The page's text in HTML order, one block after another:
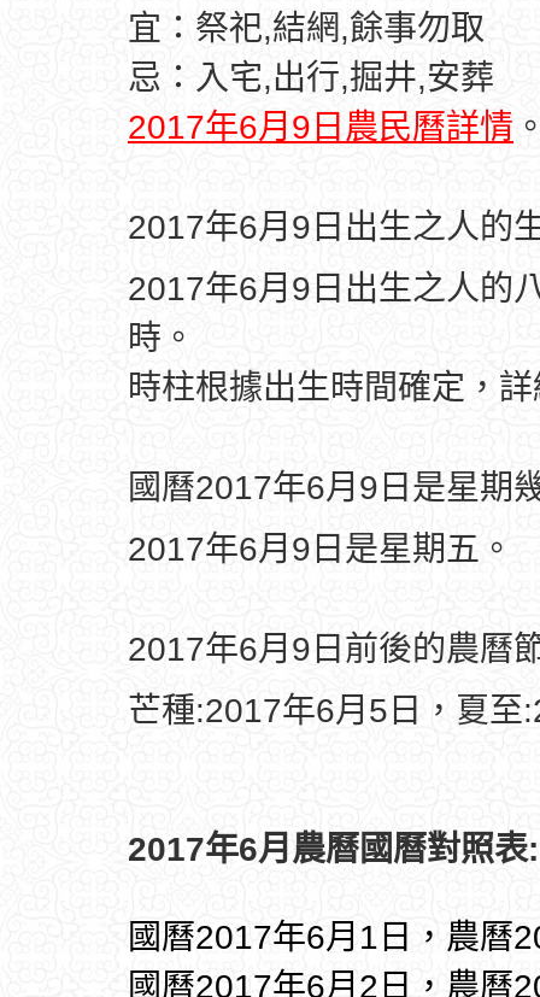
宜：祭祀,結網,餘事勿取
忌：入宅,出行,掘井,安葬
2017年6月9日農民曆詳情
2017年6月9日出生之人的
2017年6月9日出生之人的
時。
時柱根據出生時間確定，
國曆2017年6月9日是星期
2017年6月9日是星期五。
2017年6月9日前後的農曆
芒種:2017年6月5日，夏至
2017年6月農曆國曆對照表:
國曆2017年6月1日，農曆
國曆2017年6月2日，農曆